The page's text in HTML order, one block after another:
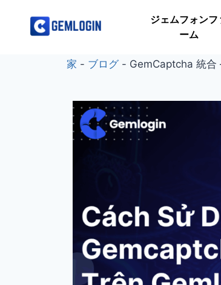
ジェムフォンフ
ーム
家 - ブログ - GemCaptcha 統合